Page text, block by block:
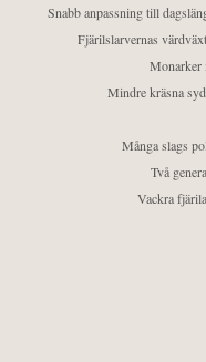
Snabb anpassning till
Fjärilslarvernas
Monarker
Mindre kräsna
Många slags
Två
Vackra